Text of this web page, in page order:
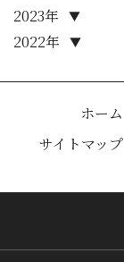
2022年 ▼
2023年 ▼
ホーム
サイトマップ